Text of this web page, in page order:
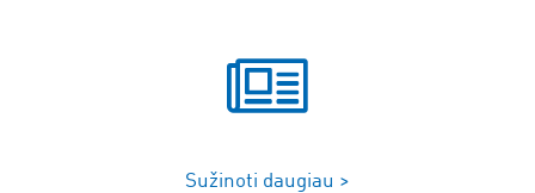
Sužinoti daugiau >